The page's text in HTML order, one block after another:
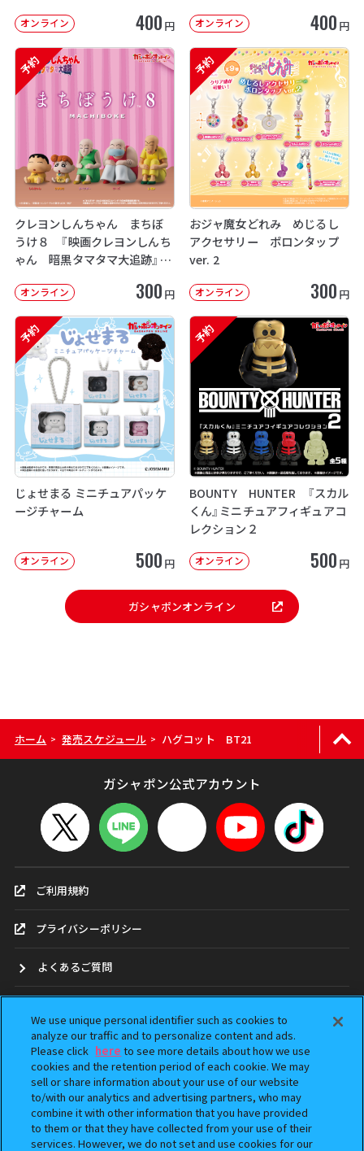
オンライン 400 円 オンライン 400 円
予約
クレヨンしんちゃん まちぼ
うけ８ 『映画クレヨンしんち
ゃん 暗黒タマタマ大追跡』【2
オンライン 300 円
予約
おジャ魔女どれみ めじるし
アクセサリー ポロンタップ
ver. 2
オンライン 300 円
予約
じょせまる ミニチュアパッケ
ージチャーム
オンライン 500 円
予約
BOUNTY HUNTER 『スカル
くん』ミニチュアフィギュアコ
レクション２
オンライン 500 円
ガシャポンオンライン
ホーム > 発売スケジュール > ハグコット BT21
ガシャポン公式アカウント
ご利用規約
プライバシーポリシー
よくあるご質問
ガシャポンどこ？
アンケート
ウェブアクセシビリティ方針
We use unique personal identifier such as cookies to
analyze our traffic and to personalize content and ads.
Please click here to see more details about how we use
cookies and the retention period of each cookie. We may
sell or share information about your use of our website
to/with our analytics and advertising partners, who may
combine it with other information that you have provided
to them or that they have collected from your use of their
services. However, we do not set and use cookies for our